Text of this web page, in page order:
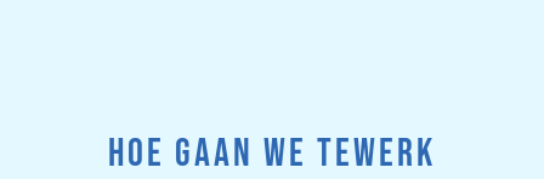
HOE GAAN WE TEWERK